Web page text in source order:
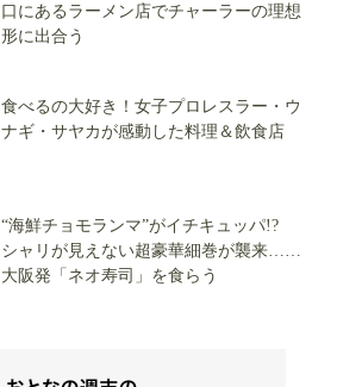
口にあるラーメン店でチャーラーの理想
形に出合う
食べるの大好き！女子プロレスラー・ウ
ナギ・サヤカが感動した料理＆飲食店
“海鮮チョモランマ”がイチキュッパ!?
シャリが見えない超豪華細巻が襲来……
大阪発「ネオ寿司」を食らう